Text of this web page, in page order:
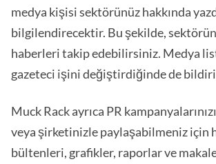
medya kişisi sektörünüz hakkında
bilgilendirecektir. Bu şekilde,
haberleri takip edebilirsiniz. Medya
gazeteci işini değiştirdiğinde de
Muck Rack ayrıca PR
veya şirketinizle paylaşabilmeniz için
bültenleri, grafikler, raporlar ve